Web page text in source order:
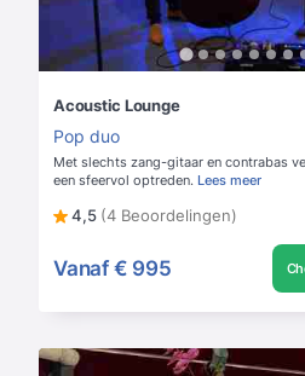
Acoustic Lounge
Pop duo
Met slechts zang-gitaar en contrabas
een sfeervol optreden. Lees meer
4,5 (4 Beoordelingen)
Vanaf € 995